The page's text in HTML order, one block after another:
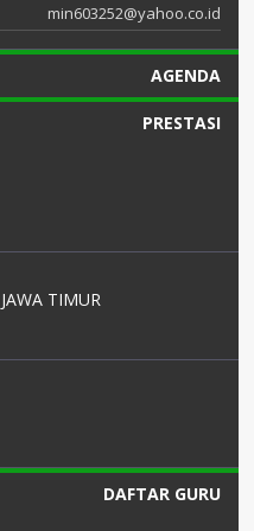
min603252@yahoo.co.id
AGENDA
PRESTASI
TIMUR
DAFTAR GURU